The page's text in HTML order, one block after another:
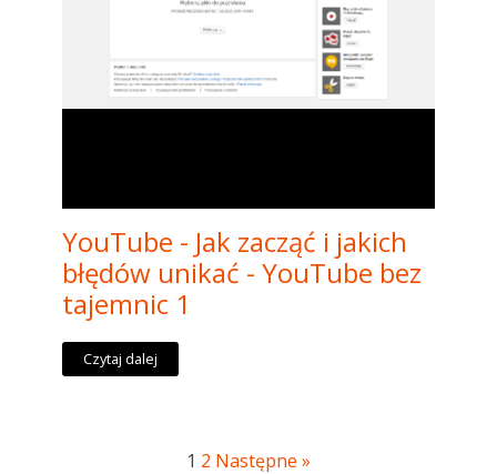
YouTube - Jak zacząć i jakich
błędów unikać - YouTube bez
tajemnic 1
Czytaj dalej
1 2 Następne »